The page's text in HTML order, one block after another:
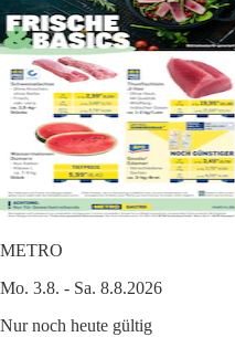
METRO
Mo. 3.8. - Sa. 8.8.2026
Nur noch heute gültig